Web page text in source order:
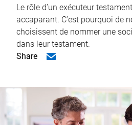
Le rôle d’un exécuteur
accaparant. C’est pourquoi de
choisissent de nommer une
dans leur testament.
Share